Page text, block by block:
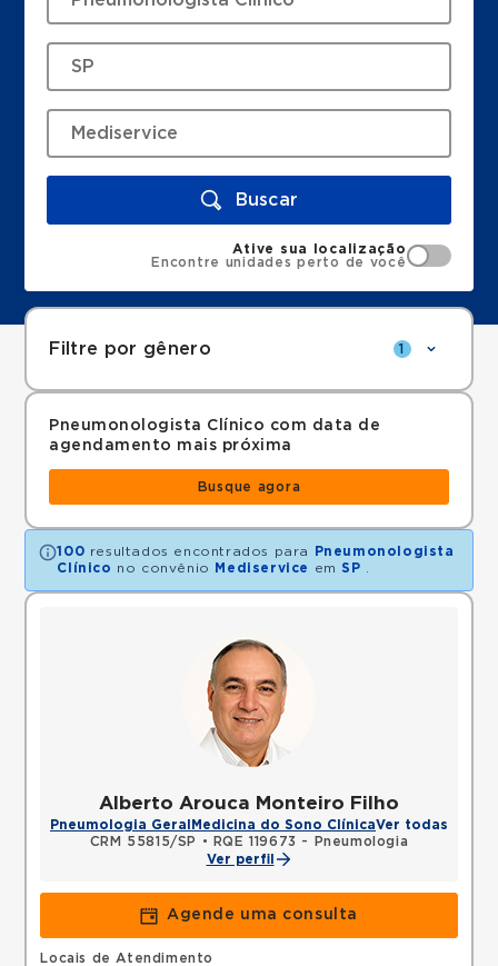
Buscar
Ative sua localização
Encontre unidades perto de você
Filtre por gênero 1
Pneumonologista Clínico com data de
agendamento mais próxima
Busque agora
100 resultados encontrados para
Pneumonologista
Clínico no convênio Mediservice em SP
Alberto Arouca Monteiro Filho
Pneumologia Geral Medicina do Sono ClínicaVer todas
CRM 55815/SP
•
RQE 119673 - Pneumologia
Ver perfil
Agende uma consulta
Locais de Atendimento